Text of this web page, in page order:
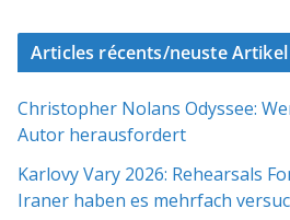
Articles récents/neuste Artikel
Christopher Nolans Odyssee:
Autor herausfordert
Karlovy Vary 2026: Rehearsals
Iraner haben es mehrfach